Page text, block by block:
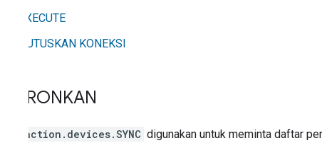
EXECUTE
PUTUSKAN KONEKSI
SINKRONKAN
action.devices.SYNC digunakan untuk meminta daftar